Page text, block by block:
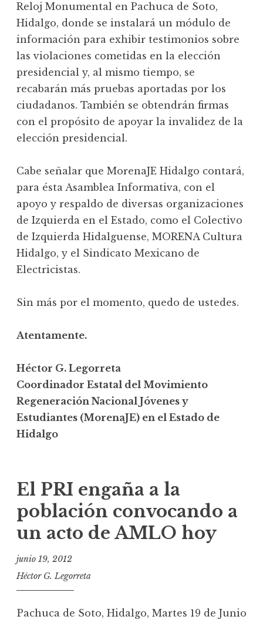
Reloj Monumental en Pachuca de Soto,
Hidalgo, donde se instalará un módulo de
información para exhibir testimonios sobre
las violaciones cometidas en la elección
presidencial y, al mismo tiempo, se
recabarán más pruebas aportadas por los
ciudadanos. También se obtendrán firmas
con el propósito de apoyar la invalidez de la
elección presidencial.
Cabe señalar que MorenaJE Hidalgo contará,
para ésta Asamblea Informativa, con el
apoyo y respaldo de diversas organizaciones
de Izquierda en el Estado, como el Colectivo
de Izquierda Hidalguense, MORENA Cultura
Hidalgo, y el Sindicato Mexicano de
Electricistas.
Sin más por el momento, quedo de ustedes.
Atentamente.
Héctor G. Legorreta
Coordinador Estatal del Movimiento
Regeneración Nacional Jóvenes y
Estudiantes (MorenaJE) en el Estado de
Hidalgo
El PRI engaña a la
población convocando a
un acto de AMLO hoy
junio 19, 2012
Héctor G. Legorreta
Pachuca de Soto, Hidalgo, Martes 19 de Junio